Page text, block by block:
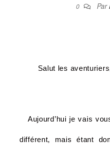
0 Par
Salut les
Aujourd’hui je vais
différent, mais étant